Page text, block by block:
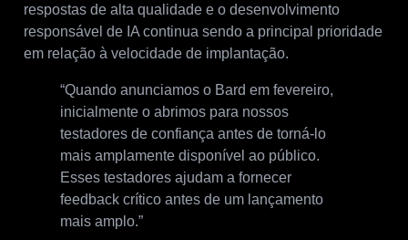
respostas de alta qualidade e o desenvolvimento
responsável de IA continua sendo a principal prioridade
em relação à velocidade de implantação.
“Quando anunciamos o Bard em fevereiro,
inicialmente o abrimos para nossos
testadores de confiança antes de torná-lo
mais amplamente disponível ao público.
Esses testadores ajudam a fornecer
feedback crítico antes de um lançamento
mais amplo.”